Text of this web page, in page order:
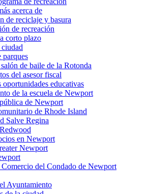
acerca de
de reciclaje y basura
de recreación
corto plazo
de baile de la Rotonda
del asesor fiscal
oportunidades educativas
de la escuela de Newport
de Newport
de Rhode Island
Salve Regina
en Newport
Newport
Comercio del Condado de Newport
Ayuntamiento